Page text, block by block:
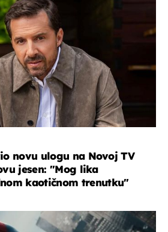
novu ulogu na Novoj TV
jesen: ''Mog lika
kaotičnom trenutku''